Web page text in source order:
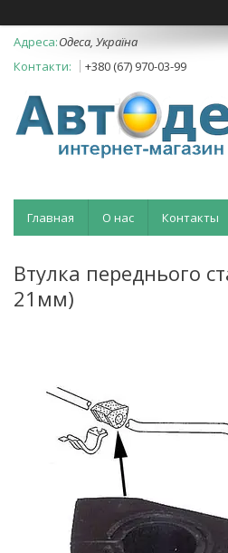
Одеса, Україна
+380 (67) 970-03-99
Главная О нас Контакты
Втулка переднього
21мм)